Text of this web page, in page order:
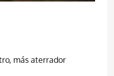
más aterrador